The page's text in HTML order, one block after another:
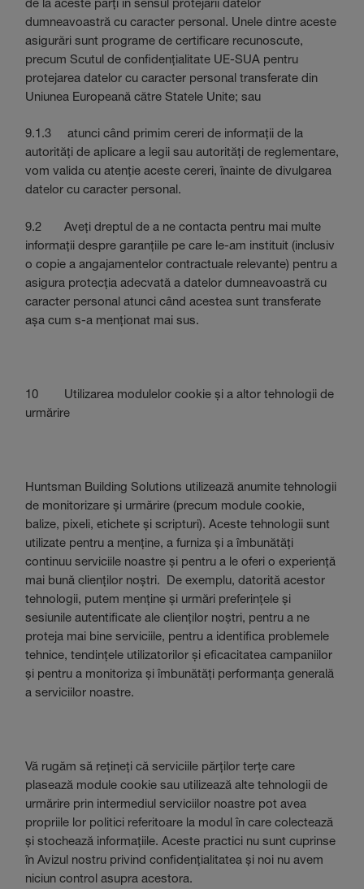
dumneavoastră cu caracter personal. Unele dintre aceste
asigurări sunt programe de certificare recunoscute,
precum Scutul de confidențialitate UE-SUA pentru
protejarea datelor cu caracter personal transferate din
Uniunea Europeană către Statele Unite; sau
9.1.3 atunci când primim cereri de informații de la
autorități de aplicare a legii sau autorități de reglementare,
vom valida cu atenție aceste cereri, înainte de divulgarea
datelor cu caracter personal.
9.2 Aveți dreptul de a ne contacta pentru mai multe
informații despre garanțiile pe care le-am instituit (inclusiv
o copie a angajamentelor contractuale relevante) pentru a
asigura protecția adecvată a datelor dumneavoastră cu
caracter personal atunci când acestea sunt transferate
așa cum s-a menționat mai sus.
10 Utilizarea modulelor cookie și a altor tehnologii de
urmărire
Huntsman Building Solutions utilizează anumite tehnologii
de monitorizare și urmărire (precum module cookie,
balize, pixeli, etichete și scripturi). Aceste tehnologii sunt
utilizate pentru a menține, a furniza și a îmbunătăți
continuu serviciile noastre și pentru a le oferi o experiență
mai bună clienților noștri. De exemplu, datorită acestor
tehnologii, putem menține și urmări preferințele și
sesiunile autentificate ale clienților noștri, pentru a ne
proteja mai bine serviciile, pentru a identifica problemele
tehnice, tendințele utilizatorilor și eficacitatea campaniilor
și pentru a monitoriza și îmbunătăți performanța generală
a serviciilor noastre.
Vă rugăm să rețineți că serviciile părților terțe care
plasează module cookie sau utilizează alte tehnologii de
urmărire prin intermediul serviciilor noastre pot avea
propriile lor politici referitoare la modul în care colectează
și stochează informațiile. Aceste practici nu sunt cuprinse
în Avizul nostru privind confidențialitatea și noi nu avem
niciun control asupra acestora.